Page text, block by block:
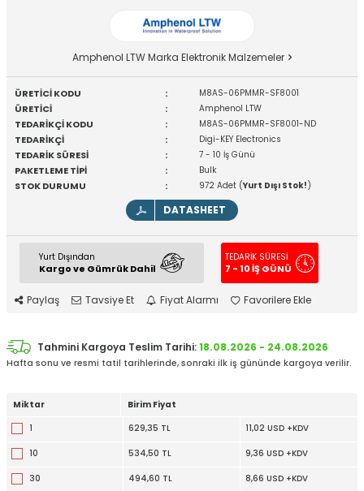
Amphenol LTW Marka Elektronik Malzemeler
ÜRETİCİ KODU : M8AS-06PMMR-SF8001
ÜRETİCİ : Amphenol LTW
TEDARİKÇİ KODU : M8AS-06PMMR-SF8001-ND
TEDARİKÇİ : Digi-KEY Electronics
TEDARİK SÜRESİ : 7 - 10 İş Günü
PAKETLEME TİPİ : Bulk
STOK DURUMU : 972 Adet (Yurt Dışı Stok!)
DATASHEET
Yurt Dışından
Kargo ve Gümrük Dahil
TEDARİK SÜRESİ
7 - 10 İŞ GÜNÜ
Paylaş Tavsiye Et Fiyat Alarmı Favorilere Ekle
Tahmini Kargoya Teslim Tarihi:18.08.2026 - 24.08.2026
Hafta sonu ve resmi tatil tarihlerinde, sonraki ilk iş gününde kargoya verilir.
Miktar
Birim Fiyat
1
629,35 TL 11,02 USD +KDV
10 534,50 TL 9,36 USD +KDV
30 494,60 TL 8,66 USD +KDV